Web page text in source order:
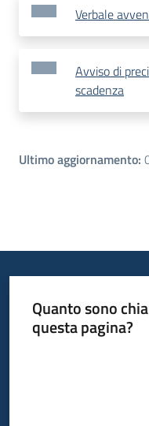
Verbale
Avviso di
scadenza
Ultimo aggiornamento:
Quanto sono
questa pagina?